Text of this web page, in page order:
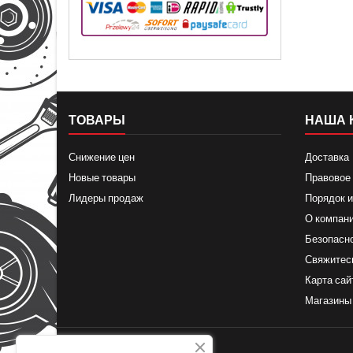
ТОВАРЫ
Снижение цен
Новые товары
Лидеры продаж
НАША
Доставка
Порядок
О
Карта
Магазины